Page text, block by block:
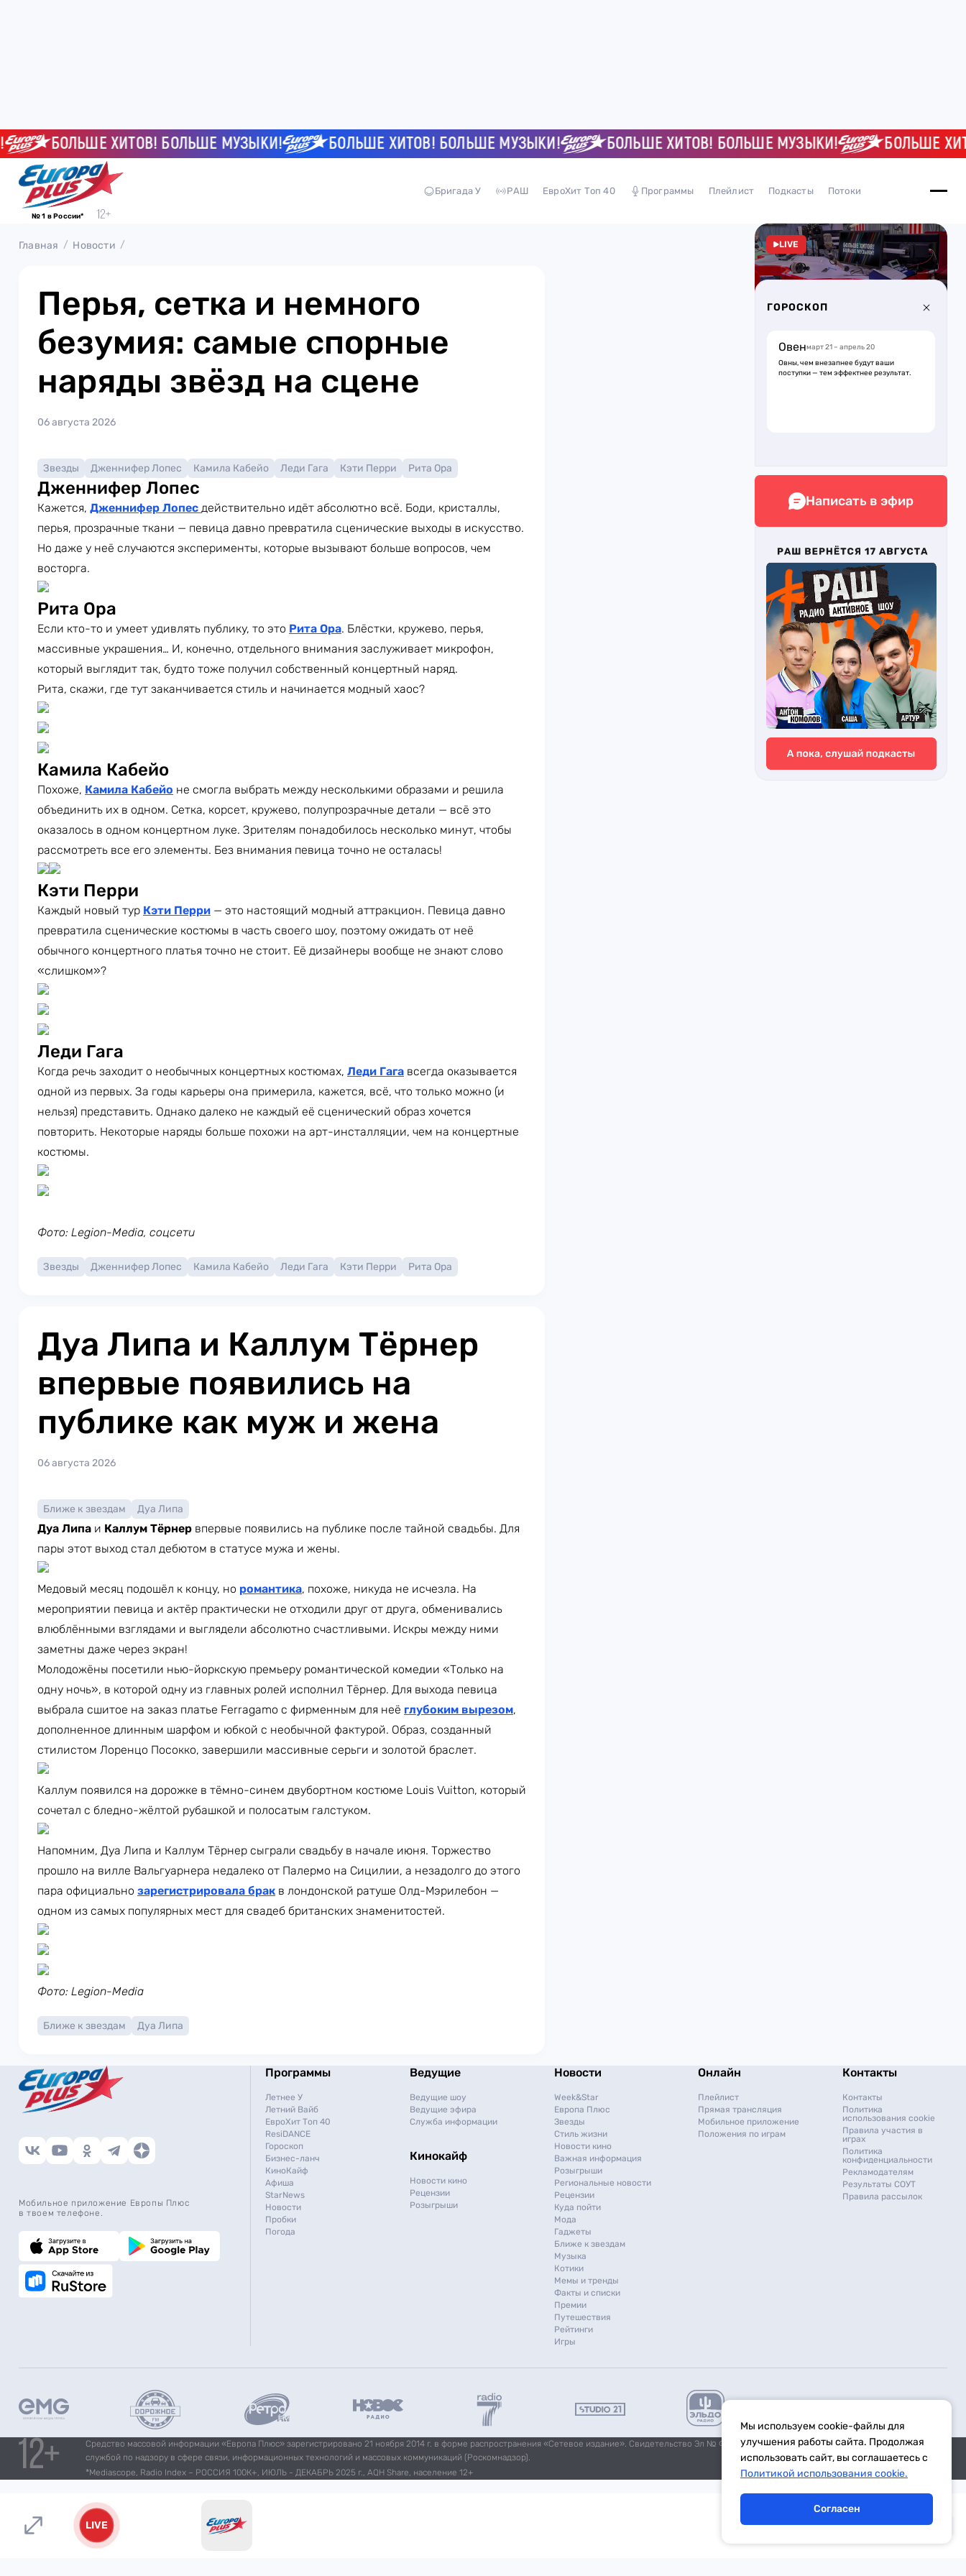
БОЛЬШЕ ХИТОВ! БОЛЬШЕ МУЗЫКИ! БОЛЬШЕ ХИТОВ! БОЛЬШЕ МУЗЫКИ! БОЛЬШЕ ХИТОВ! БОЛЬШЕ МУЗЫКИ! БОЛЬШЕ
№ 1 в России*
Бригада У РАШ ЕвроХит Топ 40 Программы Плейлист Подкасты Потоки
Главная Новости
Перья, сетка и немного
безумия: самые спорные
наряды звёзд на сцене
06 августа 2026
Звезды Дженнифер Лопес Камила Кабейо Леди Гага Кэти Перри Рита Ора
Дженнифер Лопес
Кажется, Дженнифер Лопес действительно идёт абсолютно всё. Боди, кристаллы,
перья, прозрачные ткани — певица давно превратила сценические выходы в искусство.
Но даже у неё случаются эксперименты, которые вызывают больше вопросов, чем
восторга.
Рита Ора
Если кто-то и умеет удивлять публику, то это Рита Ора. Блёстки, кружево, перья,
массивные украшения… И, конечно, отдельного внимания заслуживает микрофон,
который выглядит так, будто тоже получил собственный концертный наряд.
Рита, скажи, где тут заканчивается стиль и начинается модный хаос?
Камила Кабейо
Похоже, Камила Кабейо не смогла выбрать между несколькими образами и решила
объединить их в одном. Сетка, корсет, кружево, полупрозрачные детали — всё это
оказалось в одном концертном луке. Зрителям понадобилось несколько минут, чтобы
рассмотреть все его элементы. Без внимания певица точно не осталась!
Кэти Перри
Каждый новый тур Кэти Перри — это настоящий модный аттракцион. Певица давно
превратила сценические костюмы в часть своего шоу, поэтому ожидать от неё
обычного концертного платья точно не стоит. Её дизайнеры вообще не знают слово
«слишком»?
Леди Гага
Когда речь заходит о необычных концертных костюмах, Леди Гага всегда оказывается
одной из первых. За годы карьеры она примерила, кажется, всё, что только можно (и
нельзя) представить. Однако далеко не каждый её сценический образ хочется
повторить. Некоторые наряды больше похожи на арт-инсталляции, чем на концертные
костюмы.
Фото: Legion-Media, соцсети
Звезды Дженнифер Лопес Камила Кабейо Леди Гага Кэти Перри Рита Ора
Дуа Липа и Каллум Тёрнер
впервые появились на
публике как муж и жена
06 августа 2026
Ближе к звездам Дуа Липа
Дуа Липа и Каллум Тёрнер впервые появились на публике после тайной свадьбы. Для
пары этот выход стал дебютом в статусе мужа и жены.
Медовый месяц подошёл к концу, но романтика, похоже, никуда не исчезла. На
мероприятии певица и актёр практически не отходили друг от друга, обменивались
влюблёнными взглядами и выглядели абсолютно счастливыми. Искры между ними
заметны даже через экран!
Молодожёны посетили нью-йоркскую премьеру романтической комедии «Только на
одну ночь», в которой одну из главных ролей исполнил Тёрнер. Для выхода певица
выбрала сшитое на заказ платье Ferragamo с фирменным для неё глубоким вырезом,
дополненное длинным шарфом и юбкой с необычной фактурой. Образ, созданный
стилистом Лоренцо Посокко, завершили массивные серьги и золотой браслет.
Каллум появился на дорожке в тёмно-синем двубортном костюме Louis Vuitton, который
сочетал с бледно-жёлтой рубашкой и полосатым галстуком.
Напомним, Дуа Липа и Каллум Тёрнер сыграли свадьбу в начале июня. Торжество
прошло на вилле Вальгуарнера недалеко от Палермо на Сицилии, а незадолго до этого
пара официально зарегистрировала брак в лондонской ратуше Олд-Мэрилебон —
одном из самых популярных мест для свадеб британских знаменитостей.
Фото: Legion-Media
Ближе к звездам Дуа Липа
LIVE
ГОРОСКОП
Овенмарт 21 – апрель 20
Овны, чем внезапнее будут ваши
поступки — тем эффектнее результат.
Написать в эфир
Мобильное приложение Европы Плюс
в твоем телефоне.
Программы
Летнее У
Летний Вайб
ЕвроХит Топ 40
ResiDANCE
Гороскоп
Бизнес-ланч
КиноКайф
Афиша
StarNews
Новости
Пробки
Погода
Ведущие
Ведущие шоу
Ведущие эфира
Служба информации
Кинокайф
Новости кино
Рецензии
Розыгрыши
Новости
Week&Star
Европа Плюс
Звезды
Стиль жизни
Новости кино
Важная информация
Розыгрыши
Региональные новости
Рецензии
Куда пойти
Мода
Гаджеты
Ближе к звездам
Музыка
Котики
Мемы и тренды
Факты и списки
Премии
Путешествия
Рейтинги
Игры
Онлайн
Плейлист
Прямая трансляция
Мобильное приложение
Положения по играм
Контакты
Контакты
Политика
использования cookie
Правила участия в
играх
Политика
конфиденциальности
Рекламодателям
Результаты СОУТ
Правила рассылок
Средство массовой информации «Европа Плюс» зарегистрировано 21 ноября 2014 г. в форме распространения «Сетевое издание». Свидетельство Эл № ФС77-59972 от 21.11.2014 выдано Федеральной
службой по надзору в сфере связи, информационных технологий и массовых коммуникаций (Роскомнадзор).
*Mediascope, Radio Index – РОССИЯ 100К+, ИЮЛЬ - ДЕКАБРЬ 2025 г., AQH Share, население 12+
LIVE
Мы используем cookie-файлы для
улучшения работы сайта. Продолжая
использовать сайт, вы соглашаетесь с
Политикой использования cookie.
Согласен